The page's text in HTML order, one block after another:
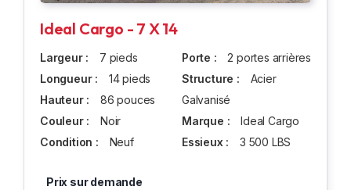
Ideal Cargo - 7 X 14
Largeur :
7 pieds
Longueur :
14 pieds
Hauteur :
86 pouces
Couleur :
Noir
Condition :
Neuf
Porte :
2 portes arrières
Structure :
Acier
Galvanisé
Marque :
Ideal Cargo
Essieux :
3 500 LBS
Prix sur demande